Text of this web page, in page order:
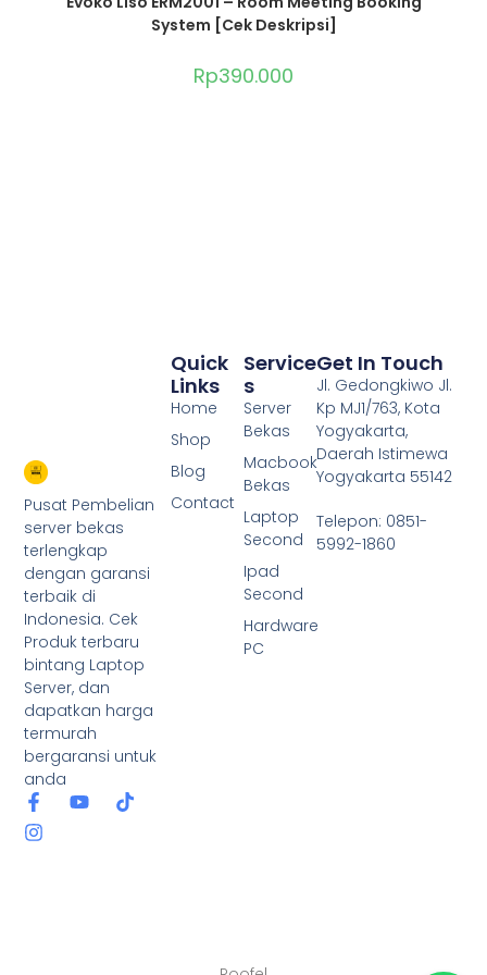
System [Cek Deskripsi]
Rp390.000
Pusat Pembelian
server bekas
terlengkap
dengan garansi
terbaik di
Indonesia. Cek
Produk terbaru
bintang Laptop
Server, dan
dapatkan harga
termurah
bergaransi untuk
anda
Service
S
Server
Bekas
Macbook
Bekas
Laptop
Second
Ipad
Second
Hardware
PC
Quick
Links
Home
Shop
Blog
Contact
Get In Touch
Jl. Gedongkiwo Jl.
Kp MJ1/763, Kota
Yogyakarta,
Daerah Istimewa
Yogyakarta 55142
Telepon: 0851-
5992-1860